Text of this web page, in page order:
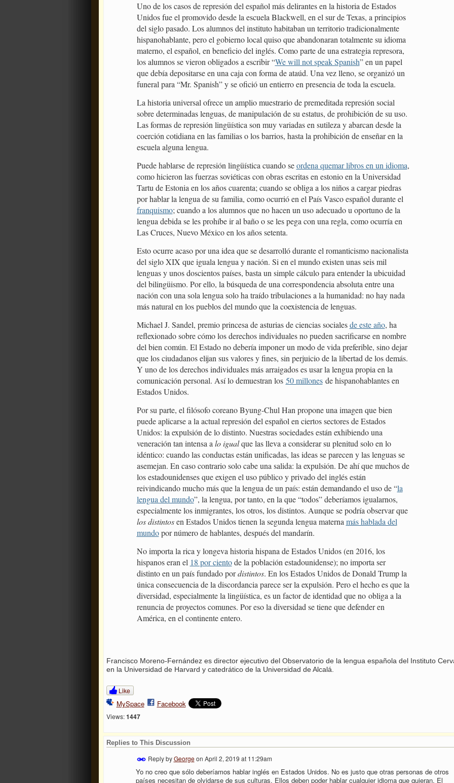
Uno de los casos de represión del español más delirantes en la historia de Estados
Unidos fue el promovido desde la escuela Blackwell, en el sur de Texas, a principios
del siglo pasado. Los alumnos del instituto habitaban un territorio tradicionalmente
hispanohablante, pero el gobierno local quiso que abandonaran totalmente su idioma
materno, el español, en beneficio del inglés. Como parte de una estrategia represora,
los alumnos se vieron obligados a escribir “We will not speak Spanish” en un papel
que debía depositarse en una caja con forma de ataúd. Una vez lleno, se organizó un
funeral para “Mr. Spanish” y se ofició un entierro en presencia de toda la escuela.
La historia universal ofrece un amplio muestrario de premeditada represión social
sobre determinadas lenguas, de manipulación de su estatus, de prohibición de su uso.
Las formas de represión lingüística son muy variadas en sutileza y abarcan desde la
coerción cotidiana en las familias o los barrios, hasta la prohibición de enseñar en la
escuela alguna lengua.
Puede hablarse de represión lingüística cuando seordena quemar libros en un idioma,
como hicieron las fuerzas soviéticas con obras escritas en estonio en la Universidad
Tartu de Estonia en los años cuarenta; cuando se obliga a los niños a cargar piedras
por hablar la lengua de su familia, como ocurrió en el País Vasco español durante el
franquismo; cuando a los alumnos que no hacen un uso adecuado u oportuno de la
lengua debida se les prohíbe ir al baño o se les pega con una regla, como ocurría en
Las Cruces, Nuevo México en los años setenta.
Esto ocurre acaso por una idea que se desarrolló durante el romanticismo nacionalista
del siglo XIX que iguala lengua y nación. Si en el mundo existen unas seis mil
lenguas y unos doscientos países, basta un simple cálculo para entender la ubicuidad
del bilingüismo. Por ello, la búsqueda de una correspondencia absoluta entre una
nación con una sola lengua solo ha traído tribulaciones a la humanidad: no hay nada
más natural en los pueblos del mundo que la coexistencia de lenguas.
Michael J. Sandel, premio princesa de asturias de ciencias socialesde este año, ha
reflexionado sobre cómo los derechos individuales no pueden sacrificarse en nombre
del bien común. El Estado no debería imponer un modo de vida preferible, sino dejar
que los ciudadanos elijan sus valores y fines, sin perjuicio de la libertad de los demás.
Y uno de los derechos individuales más arraigados es usar la lengua propia en la
comunicación personal. Así lo demuestran los 50 millonesde hispanohablantes en
Estados Unidos.
Por su parte, el filósofo coreano Byung-Chul Han propone una imagen que bien
puede aplicarse a la actual represión del español en ciertos sectores de Estados
Unidos: la expulsión de lo distinto. Nuestras sociedades están exhibiendo una
veneración tan intensa alo igualque las lleva a considerar su plenitud solo en lo
idéntico: cuando las conductas están unificadas, las ideas se parecen y las lenguas se
asemejan. En caso contrario solo cabe una salida: la expulsión. De ahí que muchos de
los estadounidenses que exigen el uso público y privado del inglés están
reivindicando mucho más que la lengua de un país: están demandando el uso de “la
lengua del mundo”, la lengua, por tanto, en la que “todos” deberíamos igualarnos,
especialmente los inmigrantes, los otros, los distintos. Aunque se podría observar que
los distintosen Estados Unidos tienen la segunda lengua maternamás hablada del
mundopor número de hablantes, después del mandarín.
No importa la rica y longeva historia hispana de Estados Unidos (en 2016, los
hispanos eran el 18 por cientode la población estadounidense); no importa ser
distinto en un país fundado pordistintos. En los Estados Unidos de Donald Trump la
única consecuencia de la discordancia parece ser la expulsión. Pero el hecho es que la
diversidad, especialmente la lingüística, es un factor de identidad que no obliga a la
renuncia de proyectos comunes. Por eso la diversidad se tiene que defender en
América, en el continente entero.
Francisco Moreno-Fernández es director ejecutivo del Observatorio de la lengua española del Instituto
en la Universidad de Harvard y catedrático de la Universidad de Alcalá.
Like
MySpace Facebook
Views: 1447
Replies to This Discussion
Reply byGeorgeon April 2, 2019 at 11:29am
Yo no creo que sólo deberíamos hablar inglés en Estados Unidos. No es justo que otras personas de otros
países necesitan de olvidarse de sus culturas. Ellos deben poder hablar cualquier idioma que quieran. El